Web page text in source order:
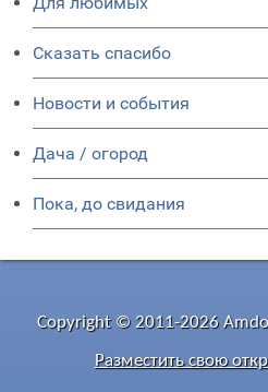
Сказать спасибо
Новости и события
Дача / огород
Пока, до свидания
Copyright © 2011-2026
Разместить свою